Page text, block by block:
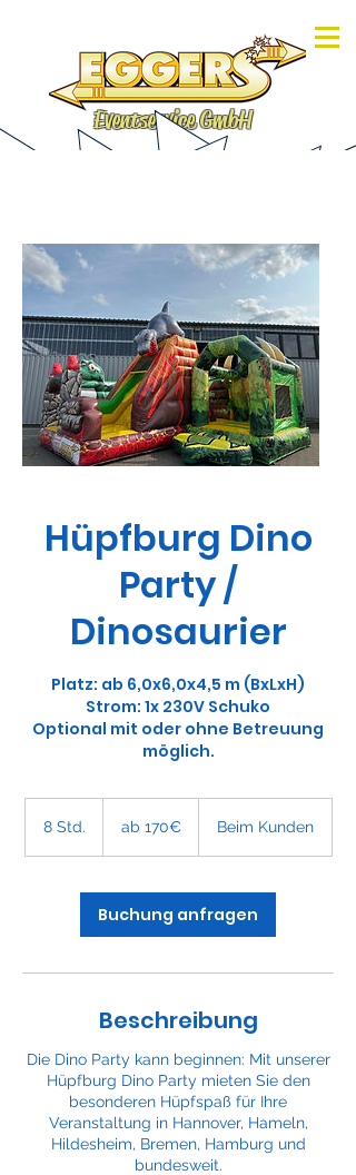
Eventservice GmbH
Hüpfburg Dino
Party /
Dinosaurier
Platz: ab 6,0x6,0x4,5 m (BxLxH)
Strom: 1x 230V Schuko
Optional mit oder ohne Betreuung
möglich.
8 Std.
d
ab 170€ Beim Kunden
Buchung anfragen
Beschreibung
Die Dino Party kann beginnen: Mit unserer
Hüpfburg Dino Party mieten Sie den
besonderen Hüpfspaß für Ihre
Veranstaltung in Hannover, Hameln,
Hildesheim, Bremen, Hamburg und
bundesweit.